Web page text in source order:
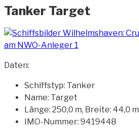
Tanker Target
Daten:
Schiffstyp: Tanker
Name: Target
Länge: 250,0 m, Breite: 44,0 m
IMO-Nummer: 9419448